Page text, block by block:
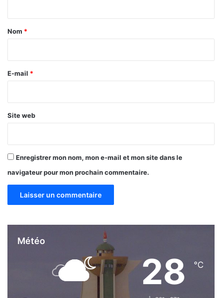
a
e
Nom *
E-mail *
Site web
Enregistrer mon nom, mon e-mail et mon site dans le
navigateur pour mon prochain commentaire.
Météo
28 ℃